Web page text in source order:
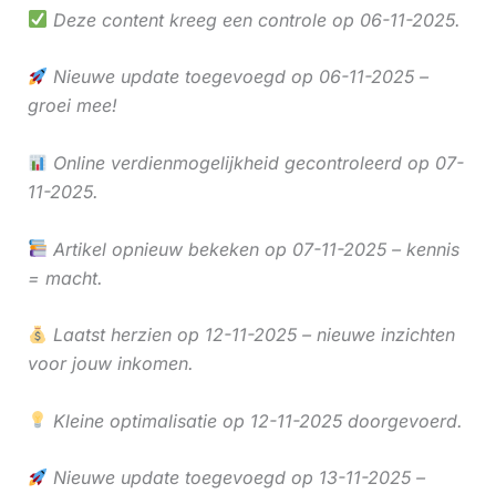
Deze content kreeg een controle op 06-11-2025.
Nieuwe update toegevoegd op 06-11-2025 –
groei mee!
Online verdienmogelijkheid gecontroleerd op 07-
11-2025.
Artikel opnieuw bekeken op 07-11-2025 – kennis
= macht.
Laatst herzien op 12-11-2025 – nieuwe inzichten
voor jouw inkomen.
Kleine optimalisatie op 12-11-2025 doorgevoerd.
Nieuwe update toegevoegd op 13-11-2025 –